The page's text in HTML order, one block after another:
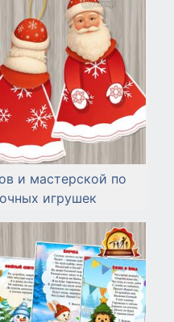
и мастерской по
игрушек